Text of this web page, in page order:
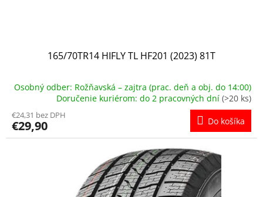
165/70TR14 HIFLY TL HF201 (2023) 81T
Osobný odber: Rožňavská – zajtra (prac. deň a obj. do 14:00)
Doručenie kuriérom: do 2 pracovných dní (>20 ks)
€24,31 bez DPH
€29,90 Do košíka